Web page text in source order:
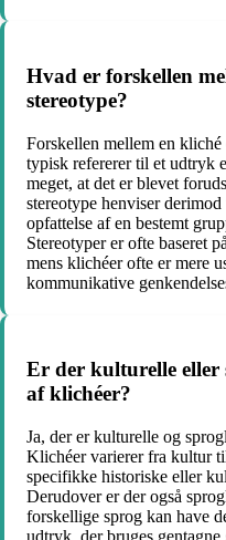
Hvad er forskellen
stereotype?
Forskellen mellem en kliché
typisk refererer til et udtryk
meget, at det er blevet
stereotype henviser
opfattelse af en bestemt
Stereotyper er ofte baseret
mens klichéer ofte er mere
kommunikative
Er der kulturelle eller
af klichéer?
Ja, der er kulturelle og
Klichéer varierer fra kultur
specifikke historiske eller
Derudover er der også
forskellige sprog kan have